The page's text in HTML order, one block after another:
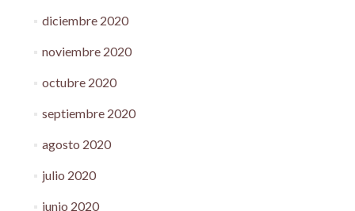
diciembre 2020
noviembre 2020
octubre 2020
septiembre 2020
agosto 2020
julio 2020
junio 2020